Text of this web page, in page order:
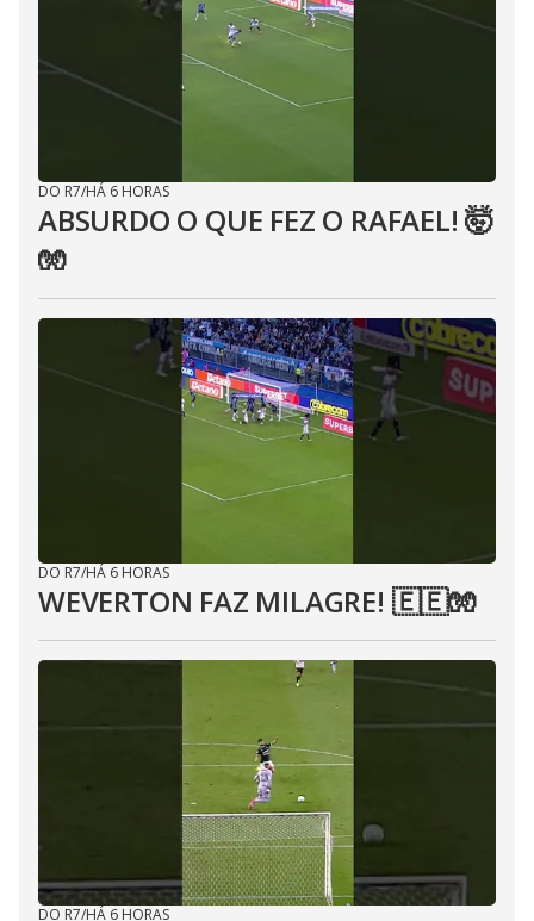
DO R7/HÁ 6 HORAS
ABSURDO O QUE FEZ O RAFAEL! 🤯
🧤
DO R7/HÁ 6 HORAS
WEVERTON FAZ MILAGRE! 🇪🇪🧤
DO R7/HÁ 6 HORAS